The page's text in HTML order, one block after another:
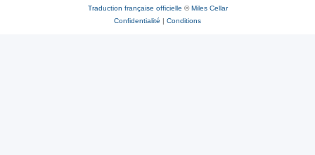
Traduction française officielle ©Miles Cellar
Confidentialité | Conditions